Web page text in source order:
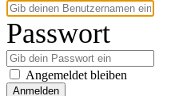
Passwort
Angemeldet bleiben
Anmelden